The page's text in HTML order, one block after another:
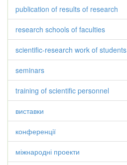
publication of results of research
research schools of faculties
scientific-research work of students
seminars
training of scientific personnel
виставки
конференції
міжнародні проекти